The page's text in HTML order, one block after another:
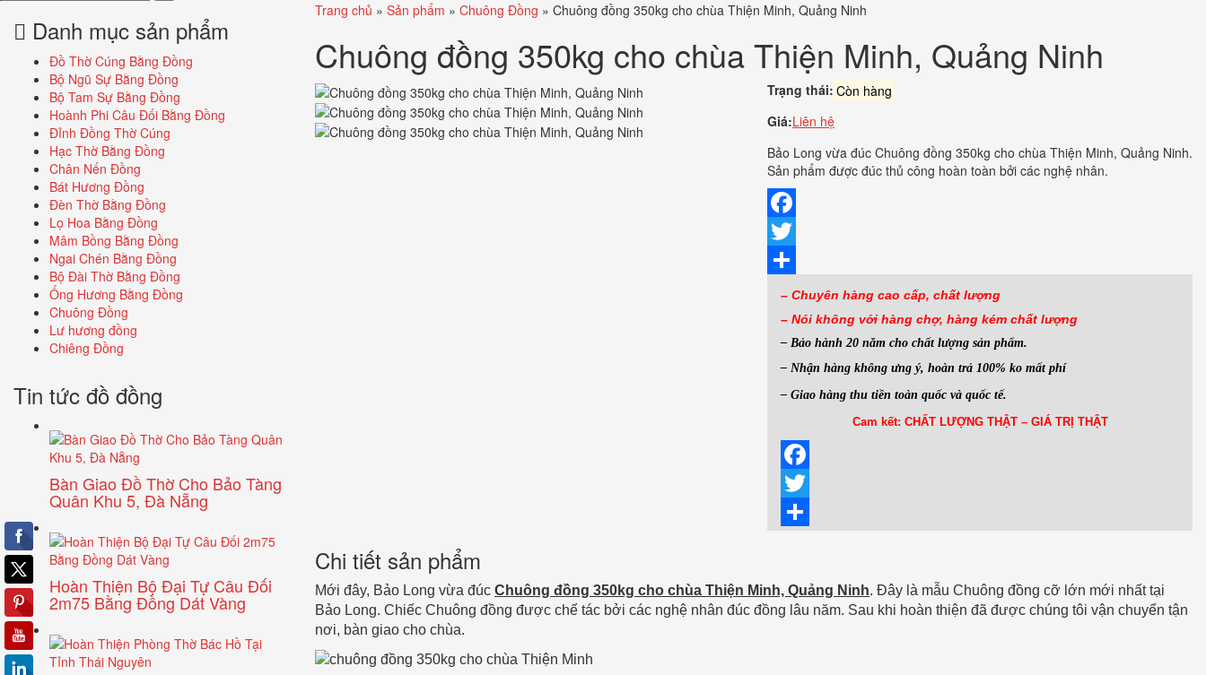
Trang chủ » Sản phẩm » Chuông Đồng » Chuông đồng 350kg cho chùa Thiện Minh, Quảng Ninh
Chuông đồng 350kg cho chùa Thiện Minh, Quảng Ninh
Trạng thái: Còn hàng
Giá:Liên hệ
Bảo Long vừa đúc Chuông đồng 350kg cho chùa Thiện Minh, Quảng Ninh.
Sản phẩm được đúc thủ công hoàn toàn bởi các nghệ nhân.
Facebook
Twitter
Share
– Chuyên hàng cao cấp, chất lượng
– Nói không với hàng chợ, hàng kém chất lượng
– Bảo hành 20 năm cho chất lượng sản phẩm.
– Nhận hàng không ưng ý, hoàn trả 100% ko mất phí
– Giao hàng thu tiền toàn quốc và quốc tế.
Cam kết: CHẤT LƯỢNG THẬT – GIÁ TRỊ THẬT
Facebook
Twitter
Chi tiết sản phẩm
Mới đây, Bảo Long vừa đúc Chuông đồng 350kg cho chùa Thiện Minh, Quảng Ninh. Đây là mẫu Chuông đồng cỡ lớn mới nhất tại
Bảo Long. Chiếc Chuông đồng được chế tác bởi các nghệ nhân đúc đồng lâu năm. Sau khi hoàn thiện đã được chúng tôi vận chuyển tận
nơi, bàn giao cho chùa.
Danh mục sản phẩm
Đồ Thờ Cúng Bằng Đồng
Bộ Ngũ Sự Bằng Đồng
Bộ Tam Sự Bằng Đồng
Hoành Phi Câu Đối Bằng Đồng
Đỉnh Đồng Thờ Cúng
Hạc Thờ Bằng Đồng
Chân Nến Đồng
Bát Hương Đồng
Đèn Thờ Bằng Đồng
Lọ Hoa Bằng Đồng
Mâm Bồng Bằng Đồng
Ngai Chén Bằng Đồng
Bộ Đài Thờ Bằng Đồng
Ống Hương Bằng Đồng
Chuông Đồng
Lư hương đồng
Chiêng Đồng
Tin tức đồ đồng
Bàn Giao Đồ Thờ Cho Bảo Tàng
Quân Khu 5, Đà Nẵng
Hoàn Thiện Bộ Đại Tự Câu Đối
2m75 Bằng Đồng Dát Vàng